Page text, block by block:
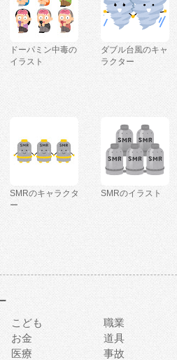
ドーパミン中毒の
イラスト
ダブル台風のキャ
ラクター
SMRのキャラクタ
ー
SMRのイラスト
こども 職業
お金 道具
医療 事故